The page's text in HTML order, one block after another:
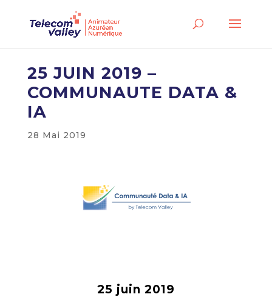
25 JUIN 2019 –
COMMUNAUTE DATA &
IA
28 Mai 2019
25 juin 2019